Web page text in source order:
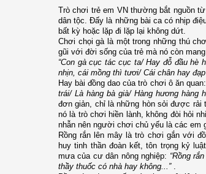
Trò chơi trẻ em VN thường bắt nguồn
dân tộc. Đấy là những bài ca có nhịp
bất kỳ hoặc lặp đi lặp lại không dứt.
Chơi chọi gà là một trong những thú
gũi với đời sống của trẻ mà nó còn
“Con gà cục tác cục ta/ Hay đỗ đầu hè
nhịn, cái mồng thì tươi/ Cái chân hay
Hay bài đồng dao của trò chơi ô ăn quan:
trái/ Là hàng bà già/ Hàng hương hàng
đơn giản, chỉ là những hòn sỏi được rải
nó là trò chơi hiền lành, không đòi hỏi
nhẫn nên người chơi chủ yếu là các em
Rồng rắn lên mây là trò chơi gắn với
huy tinh thần đoàn kết, tôn trọng kỷ
mưa của cư dân nông nghiệp: “Rồng
thầy thuốc có nhà hay không...”.